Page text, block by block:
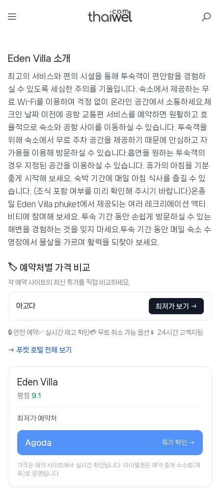
Eden Villa
📍 푸켓★★★★ ⭐ 9.1
💰 최저가 확인 · 예약하기
Eden Villa 소개
최고의 서비스와 편의 시설을 통해 투숙객이 편안함을 경험하
실 수 있도록 세심한 주의를 기울입니다. 숙소에서 제공하는 무
료 Wi-Fi를 이용하여 걱정 없이 온라인 공간에서 소통하세요.체
크인 날짜 이전에 공항 교통편 서비스를 예약하면 원활하고 효
율적으로 숙소와 공항 사이를 이동하실 수 있습니다. 투숙객을
위해 숙소에서 무료 주차 공간을 제공하기 때문에 안심하고 자
가용을 이용해 방문하실 수 있습니다.흡연을 원하는 투숙객의
경우 지정된 공간을 이용하실 수 있습니다. 휴가의 아침을 기분
좋게 시작해 보세요. 숙박 기간에 매일 아침 식사를 즐길 수 있
습니다. (조식 포함 여부를 미리 확인해 주시기 바랍니다)온종
일 Eden Villa phuket에서 제공되는 여러 레크리에이션 액티
비티에 참여해 보세요. 투숙 기간 동안 손쉽게 방문하실 수 있는
해변을 경험하는 것을 잊지 마세요.투숙 기간 동안 매일 숙소 수
영장에서 물살을 가르며 활력을 되찾아 보세요.
🏷️ 예약처별 가격 비교
각 예약 사이트의 최신 특가를 직접 비교하세요.
아고다 최저가 보기 →
🔒 안전 예약✅ 실시간 재고 확인 💳 무료 취소 가능 옵션 📱 24시간 고객지원
→ 푸켓 호텔 전체 보기
Eden Villa
평점 9.1
최저가 예약처
Agoda 특가 확인 →
가격은 예약 사이트에서 실시간 확인됩니다. 타이웰컴은 예약 중개 수수료(제
휴)로 운영됩니다.